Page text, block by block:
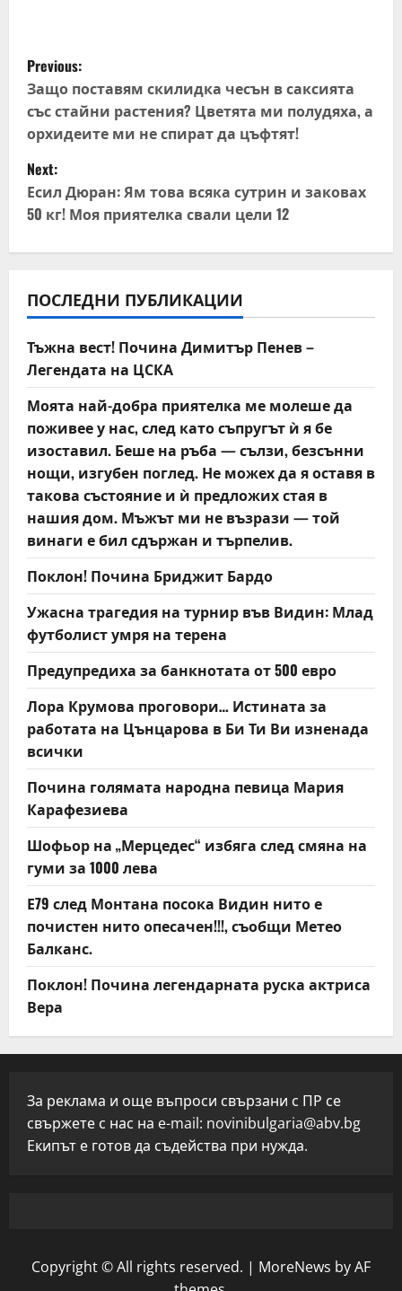
P
o
s
t
n
a
v
i
g
a
t
i
o
n
Previous:
Защо поставям скилидка чесън в саксията
със стайни растения? Цветята ми полудяха, а
орхидеите ми не спират да цъфтят!
Next:
Есил Дюран: Ям това всяка сутрин и заковах
50 кг! Моя приятелка свали цели 12
ПОСЛЕДНИ ПУБЛИКАЦИИ
Тъжна вест! Почина Димитър Пенев –
Легендата на ЦСКА
Моята най-добра приятелка ме молеше да
поживее у нас, след като съпругът ѝ я бе
изоставил. Беше на ръба — сълзи, безсънни
нощи, изгубен поглед. Не можех да я оставя в
такова състояние и ѝ предложих стая в
нашия дом. Мъжът ми не възрази — той
винаги е бил сдържан и търпелив.
Поклон! Почина Бриджит Бардо
Ужасна трагедия на турнир във Видин: Млад
футболист умря на терена
Предупредиха за банкнотата от 500 евро
Лора Крумова проговори… Истината за
работата на Цънцарова в Би Ти Ви изненада
всички
Почина голямата народна певица Мария
Карафезиева
Шофьор на „Мерцедес“ избяга след смяна на
гуми за 1000 лева
Е79 след Монтана посока Видин нито е
почистен нито опесачен!!!, съобщи Метео
Балканс.
Поклон! Почина легендарната руска актриса
Вера
За реклама и още въпроси свързани с ПР се
свържете с нас на e-mail: novinibulgaria@abv.bg
Екипът е готов да съдейства при нужда.
Copyright © All rights reserved. | MoreNews by AF